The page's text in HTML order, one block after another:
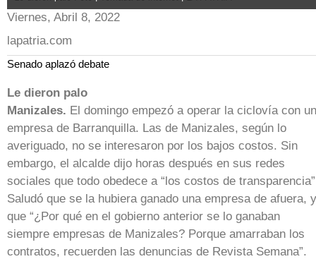
Viernes, Abril 8, 2022
lapatria.com
Senado aplazó debate
Le dieron palo
Manizales. El domingo empezó a operar la ciclovía con
empresa de Barranquilla. Las de Manizales, según lo
averiguado, no se interesaron por los bajos costos. Sin
embargo, el alcalde dijo horas después en sus redes
sociales que todo obedece a “los costos de
Saludó que se la hubiera ganado una empresa de afuera,
que “¿Por qué en el gobierno anterior se lo ganaban
siempre empresas de Manizales? Porque amarraban los
contratos, recuerden las denuncias de Revista Semana”.